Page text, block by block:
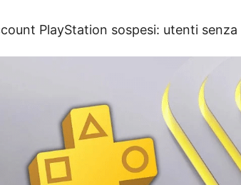
PlayStation sospesi: utenti senza